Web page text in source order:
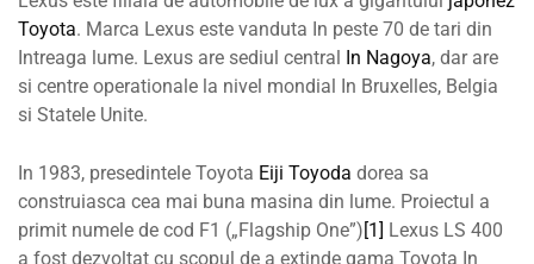
Toyota. Marca Lexus este vanduta In peste 70 de tari din
Intreaga lume. Lexus are sediul central In Nagoya, dar are
si centre operationale la nivel mondial In Bruxelles, Belgia
si Statele Unite.
In 1983, presedintele Toyota Eiji Toyoda dorea sa
construiasca cea mai buna masina din lume. Proiectul a
primit numele de cod F1 („Flagship One”)[1] Lexus LS 400
a fost dezvoltat cu scopul de a extinde gama Toyota In